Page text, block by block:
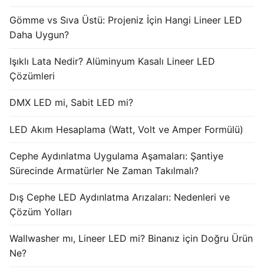
LED Güç Kaynakları
Dış Mekan LED Driver
Cephe Animasyon DOTLED Serisi
Cephe Animasyon WallWasher Serisi
İLETİŞİM & SİPARİŞ
Gömme vs Sıva Üstü: Projeniz İçin Hangi Lineer LED
Daha Uygun?
Işıklı Lata Nedir? Alüminyum Kasalı Lineer LED
Çözümleri
DMX LED mi, Sabit LED mi?
LED Akım Hesaplama (Watt, Volt ve Amper Formülü)
Cephe Aydınlatma Uygulama Aşamaları: Şantiye
Sürecinde Armatürler Ne Zaman Takılmalı?
Dış Cephe LED Aydınlatma Arızaları: Nedenleri ve
Çözüm Yolları
Wallwasher mı, Lineer LED mi? Binanız için Doğru Ürün
Ne?